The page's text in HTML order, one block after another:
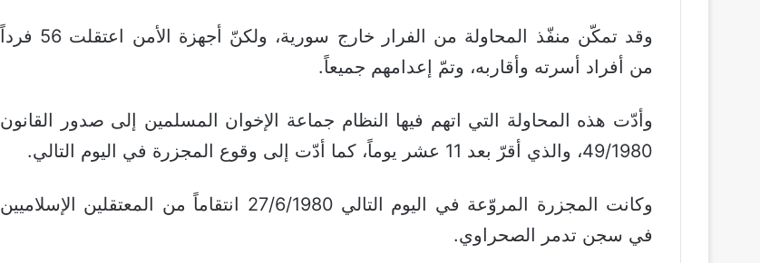
وقد تمكّن منفّذ المحاولة من الفرار خارج سورية، ولكنّ أجهزة الأمن اعتقلت 56 فرداً
من أفراد أسرته وأقاربه، وتمّ إعدامهم جميعاً.
وأدّت هذه المحاولة التي اتهم فيها النظام جماعة الإخوان المسلمين إلى صدور القانون
49/1980، والذي أقرّ بعد 11 عشر يوماً، كما أدّت إلى وقوع المجزرة في اليوم التالي.
وكانت المجزرة المروّعة في اليوم التالي 27/6/1980 انتقاماً من المعتقلين الإسلاميين
في سجن تدمر الصحراوي.